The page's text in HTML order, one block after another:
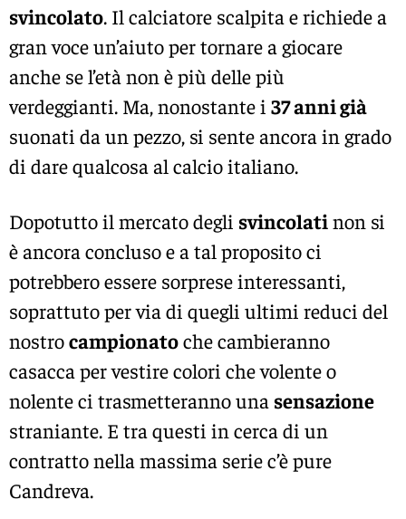
svincolato. Il calciatore scalpita e richiede a
gran voce un’aiuto per tornare a giocare
anche se l’età non è più delle più
verdeggianti. Ma, nonostante i 37 anni già
suonati da un pezzo, si sente ancora in grado
di dare qualcosa al calcio italiano.
Dopotutto il mercato degli svincolatinon si
è ancora concluso e a tal proposito ci
potrebbero essere sorprese interessanti,
soprattuto per via di quegli ultimi reduci del
nostrocampionatoche cambieranno
casacca per vestire colori che volente o
nolente ci trasmetteranno una sensazione
straniante. E tra questi in cerca di un
contratto nella massima serie c’è pure
Candreva.